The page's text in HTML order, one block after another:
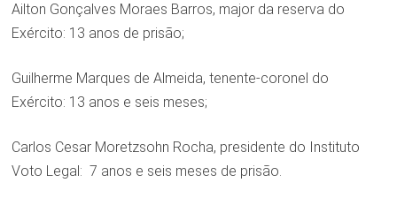
Ailton Gonçalves Moraes Barros, major da reserva do
Exército: 13 anos de prisão;
Guilherme Marques de Almeida, tenente-coronel do
Exército: 13 anos e seis meses;
Carlos Cesar Moretzsohn Rocha, presidente do Instituto
Voto Legal: 7 anos e seis meses de prisão.